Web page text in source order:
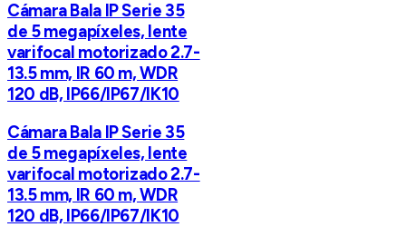
Cámara Bala IP Serie 35
de 5 megapíxeles, lente
varifocal motorizado 2.7-
13.5 mm, IR 60 m, WDR
120 dB, IP66/IP67/IK10
Cámara Bala IP Serie 35
de 5 megapíxeles, lente
varifocal motorizado 2.7-
13.5 mm, IR 60 m, WDR
120 dB, IP66/IP67/IK10